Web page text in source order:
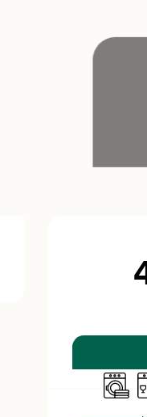
Lave